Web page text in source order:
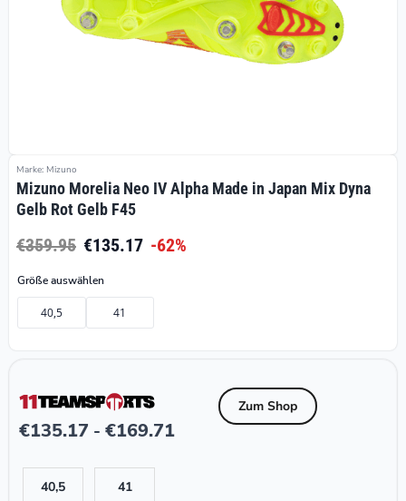
Marke: Mizuno
Mizuno Morelia Neo IV Alpha Made in Japan Mix Dyna
Gelb Rot Gelb F45
€359.95 €135.17 -62%
Größe auswählen
40,5 41
€135.17 - €169.71
Zum Shop
40,5 41